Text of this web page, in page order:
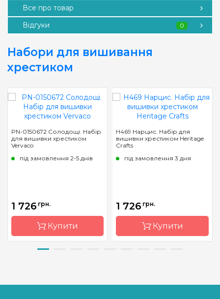
Все про товар
Відгуки
0
Набори для вишивання
хрестиком
PN-0150672 Солодощі. Набір
для вишивки хрестиком
Vervaco
під замовлення 2-5 днів
1 726 грн.
Купити
Країна
Бельгія
H469 Нарцис. Набір для
вишивки хрестиком Heritage
Crafts
під замовлення 3 дня
1 726 грн.
Купити